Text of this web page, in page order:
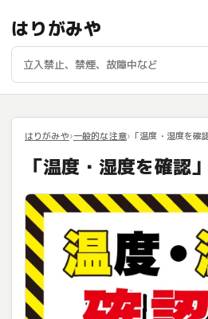
はりがみや
はりがみや 一般的な注意 「温度・湿度を確
「温度・湿度を確認